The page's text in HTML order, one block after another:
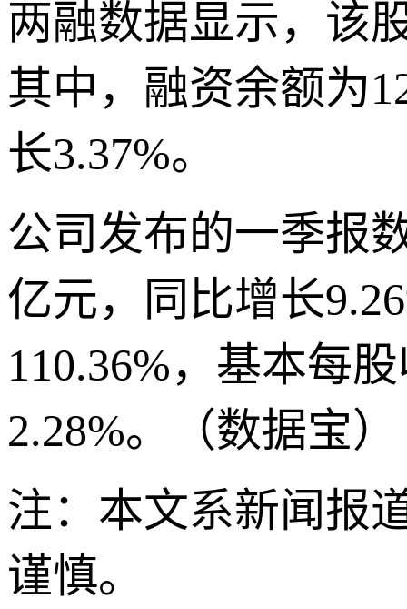
两融数据显示，该
其中，融资余额为
长3.37%。
公司发布的一季报
亿元，同比增长
110.36%，基本每
2.28%。（数据宝）
注：本文系新闻报
谨慎。